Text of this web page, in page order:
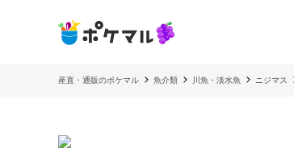
産直・通販のポケマル 魚介類 川魚・淡水魚 ニジマス